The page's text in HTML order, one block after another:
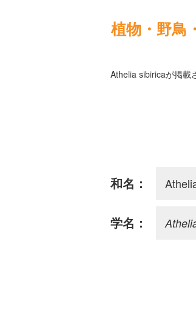
植物・野鳥
Athelia sibiricaが掲載
和名：
学名：